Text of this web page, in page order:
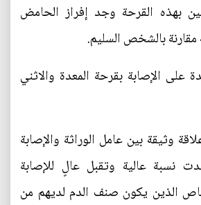
بهذه القرحة وجد إفراز الحامض
مقارنة بالشخص السليم.
على الإصابة بقرحة المعدة والاثني
وثيقة بين عامل الوراثة والإصابة
نسبة عالية وتقبل عالٍ للإصابة
الذين يكون صنف الدم لديهم من